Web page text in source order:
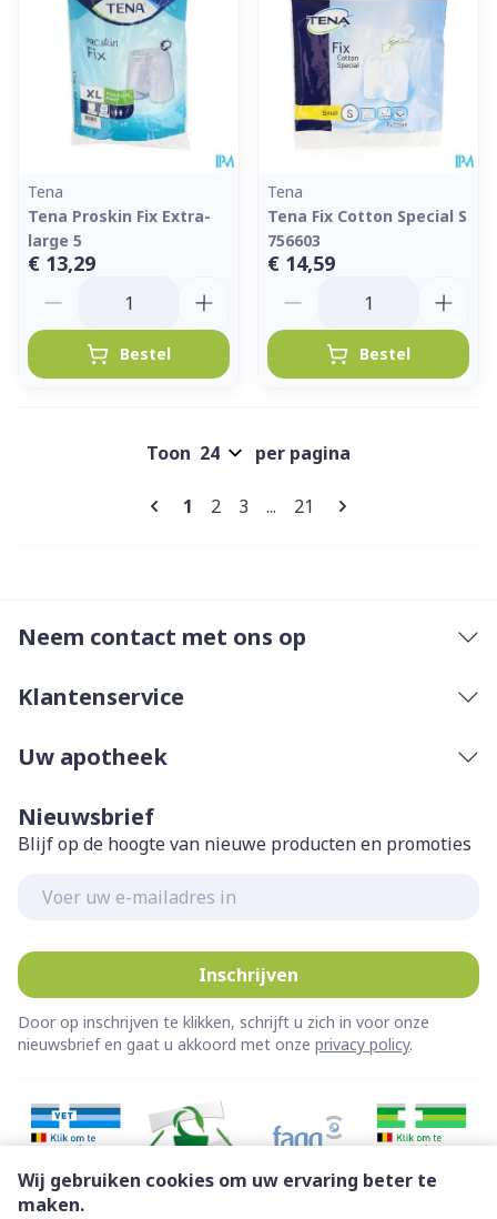
Wij gebruiken cookies om uw ervaring beter te
maken.
Tena
Tena Proskin Fix Extra-
large 5
€ 13,29
Bestel
Tena
Tena Fix Cotton Special S
756603
€ 14,59
Bestel
Pagina's
U lees momenteel pagina
1 Pagina
2 Pagina
3 ... Pagina
21
Toon per pagina
Neem contact met ons op
Klantenservice
Uw apotheek
Nieuwsbrief
Blijf op de hoogte van nieuwe producten en promoties
Inschrijven
Door op inschrijven te klikken, schrijft u zich in voor onze
nieuwsbrief en gaat u akkoord met onze privacy policy.